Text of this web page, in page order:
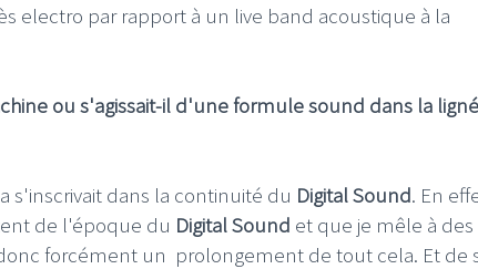
electro par rapport à un live band acoustique à la
ou s'agissait-il d'une formule sound dans la
s'inscrivait dans la continuité du Digital Sound. En
de l'époque du Digital Sound et que je mêle à des
forcément un prolongement de tout cela. Et de